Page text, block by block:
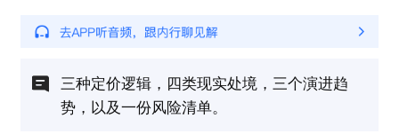
三种定价逻辑，四类现实处境，三个演进趋
势，以及一份风险清单。